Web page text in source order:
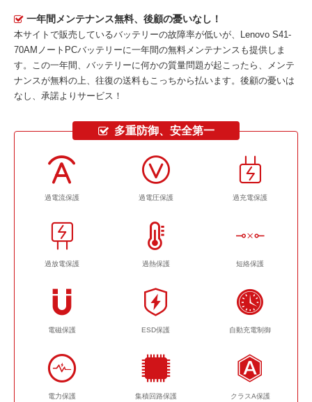
一年間メンテナンス無料、後顧の憂いなし！
本サイトで販売しているバッテリーの故障率が低いが、
Lenovo S41-
70AMノートPCバッテリーに一年間の無料メンテナンスも提供しま
す。この一年間、バッテリーに何かの質量問題が起こったら、メンテ
ナンスが無料の上、往復の送料もこっちから払います。後顧の憂いは
なし、承諾よりサービス！
多重防御、安全第一
過電流保護 過電圧保護 過充電保護
過放電保護 過熱保護 短絡保護
電磁保護 ESD保護 自動充電制御
電力保護 集積回路保護 クラスA保護